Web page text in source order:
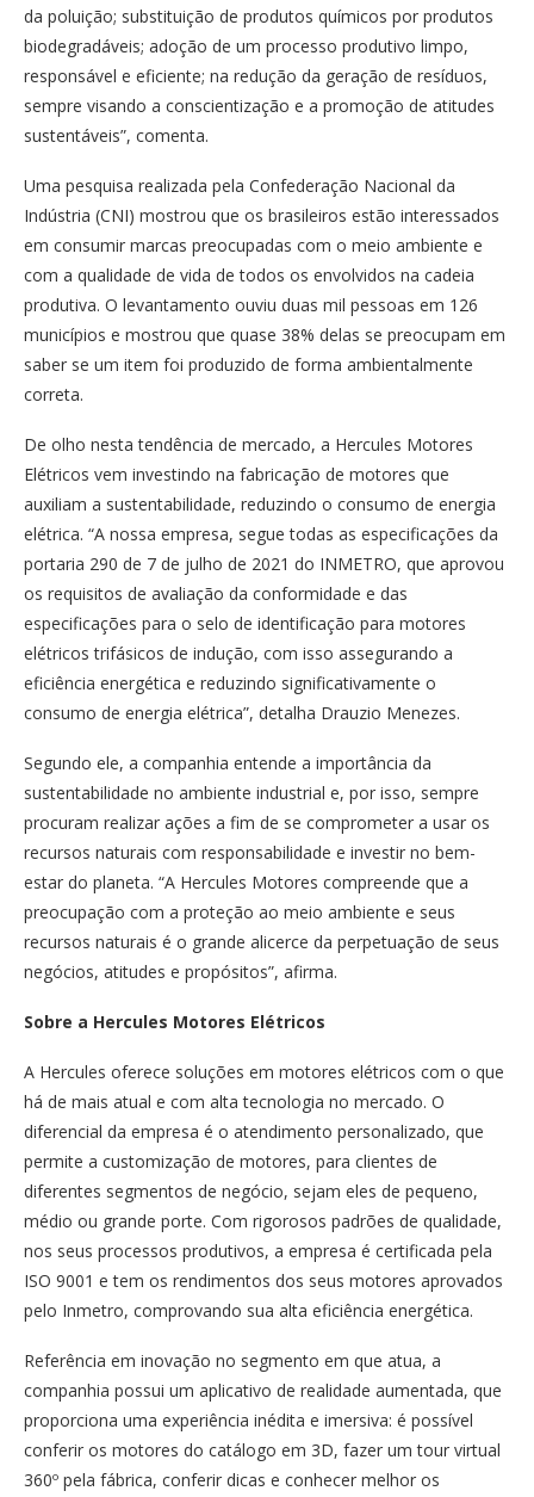
da poluição; substituição de produtos químicos por produtos
biodegradáveis; adoção de um processo produtivo limpo,
responsável e eficiente; na redução da geração de resíduos,
sempre visando a conscientização e a promoção de atitudes
sustentáveis”, comenta.
Uma pesquisa realizada pela Confederação Nacional da
Indústria (CNI) mostrou que os brasileiros estão interessados
em consumir marcas preocupadas com o meio ambiente e
com a qualidade de vida de todos os envolvidos na cadeia
produtiva. O levantamento ouviu duas mil pessoas em 126
municípios e mostrou que quase 38% delas se preocupam em
saber se um item foi produzido de forma ambientalmente
correta.
De olho nesta tendência de mercado, a Hercules Motores
Elétricos vem investindo na fabricação de motores que
auxiliam a sustentabilidade, reduzindo o consumo de energia
elétrica. “A nossa empresa, segue todas as especificações da
portaria 290 de 7 de julho de 2021 do INMETRO, que aprovou
os requisitos de avaliação da conformidade e das
especificações para o selo de identificação para motores
elétricos trifásicos de indução, com isso assegurando a
eficiência energética e reduzindo significativamente o
consumo de energia elétrica”, detalha Drauzio Menezes.
Segundo ele, a companhia entende a importância da
sustentabilidade no ambiente industrial e, por isso, sempre
procuram realizar ações a fim de se comprometer a usar os
recursos naturais com responsabilidade e investir no bem-
estar do planeta. “A Hercules Motores compreende que a
preocupação com a proteção ao meio ambiente e seus
recursos naturais é o grande alicerce da perpetuação de seus
negócios, atitudes e propósitos”, afirma.
Sobre a Hercules Motores Elétricos
A Hercules oferece soluções em motores elétricos com o que
há de mais atual e com alta tecnologia no mercado. O
diferencial da empresa é o atendimento personalizado, que
permite a customização de motores, para clientes de
diferentes segmentos de negócio, sejam eles de pequeno,
médio ou grande porte. Com rigorosos padrões de qualidade,
nos seus processos produtivos, a empresa é certificada pela
ISO 9001 e tem os rendimentos dos seus motores aprovados
pelo Inmetro, comprovando sua alta eficiência energética.
Referência em inovação no segmento em que atua, a
companhia possui um aplicativo de realidade aumentada, que
proporciona uma experiência inédita e imersiva: é possível
conferir os motores do catálogo em 3D, fazer um tour virtual
360º pela fábrica, conferir dicas e conhecer melhor os